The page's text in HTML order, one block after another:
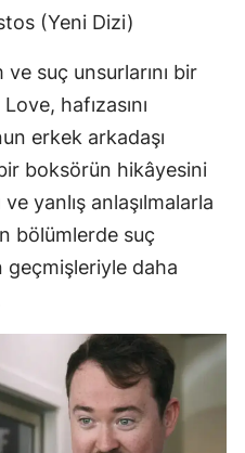
(Yeni Dizi)
suç unsurlarını bir
hafızasını
erkek arkadaşı
boksörün hikâyesini
yanlış anlaşılmalarla
bölümlerde suç
daha